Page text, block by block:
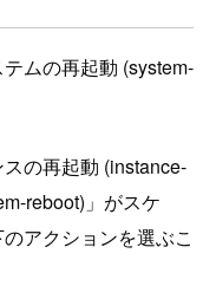
ムの再起動 (system-
の再起動 (instance-
reboot)」がスケ
アクションを選ぶこ